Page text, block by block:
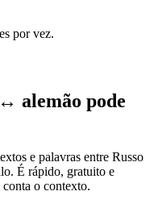
por vez.
alemão pode
e palavras entre Russo
É rápido, gratuito e
conta o contexto.